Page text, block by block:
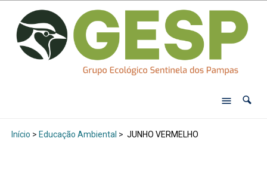
Início > Educação Ambiental > JUNHO VERMELHO